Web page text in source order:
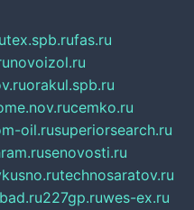
fas.ru
novoizol.ru
orakul.spb.ru
cemko.ru
oil.rusuperiorsearch.ru
senovosti.ru
technosaratov.ru
227gp.ruwes-ex.ru